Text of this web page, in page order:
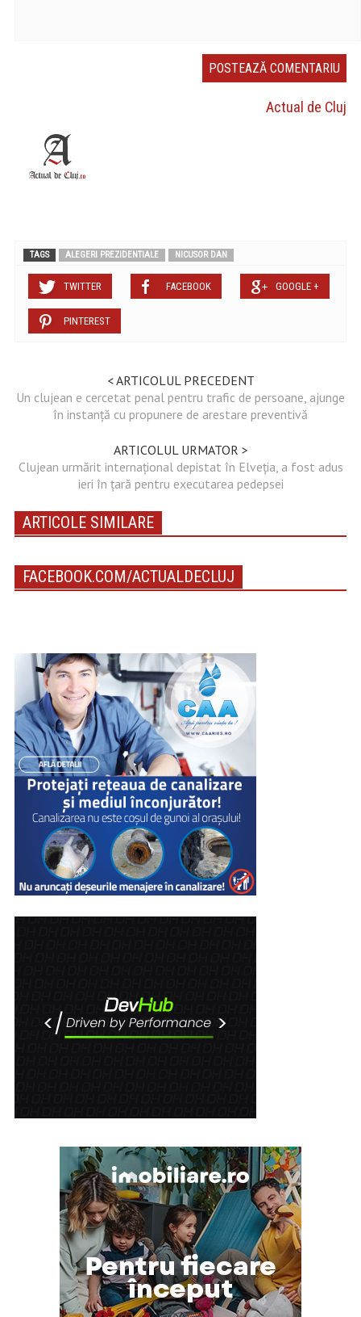
Actual de Cluj
TAGS ALEGERI PREZIDENTIALE NICUSOR DAN
TWITTER FACEBOOK GOOGLE +
PINTEREST
< ARTICOLUL PRECEDENT
Un clujean e cercetat penal pentru trafic de persoane, ajunge
în instanță cu propunere de arestare preventivă
ARTICOLUL URMATOR >
Clujean urmărit internațional depistat în Elveția, a fost adus
ieri în țară pentru executarea pedepsei
ARTICOLE SIMILARE
FACEBOOK.COM/ACTUALDECLUJ